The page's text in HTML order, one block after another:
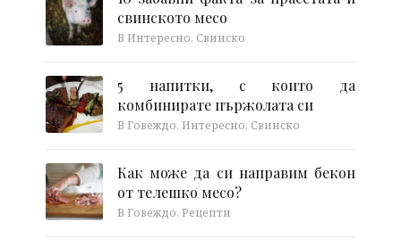
свинското месо
В Интересно, Свинско
5 напитки, с които да
комбинирате пържолата си
В Говеждо, Интересно, Свинско
Как може да си направим бекон
от телешко месо?
В Говеждо, Рецепти